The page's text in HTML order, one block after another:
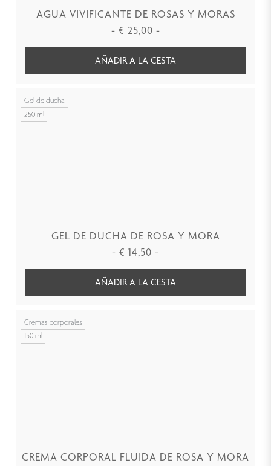
AGUA VIVIFICANTE DE ROSAS Y MORAS
- € 25,00 -
AÑADIR A LA CESTA
Gel de ducha
250 ml
GEL DE DUCHA DE ROSA Y MORA
- € 14,50 -
AÑADIR A LA CESTA
Cremas corporales
150 ml
CREMA CORPORAL FLUIDA DE ROSA Y MORA